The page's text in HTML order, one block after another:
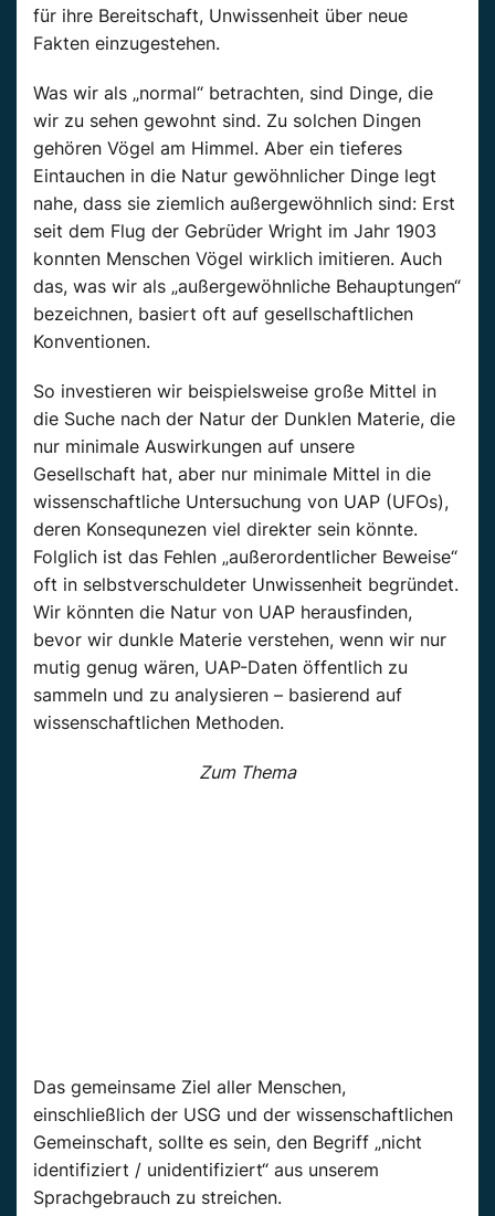
für ihre Bereitschaft, Unwissenheit über neue
Fakten einzugestehen.
Was wir als „normal“ betrachten, sind Dinge, die
wir zu sehen gewohnt sind. Zu solchen Dingen
gehören Vögel am Himmel. Aber ein tieferes
Eintauchen in die Natur gewöhnlicher Dinge legt
nahe, dass sie ziemlich außergewöhnlich sind: Erst
seit dem Flug der Gebrüder Wright im Jahr 1903
konnten Menschen Vögel wirklich imitieren. Auch
das, was wir als „außergewöhnliche Behauptungen“
bezeichnen, basiert oft auf gesellschaftlichen
Konventionen.
So investieren wir beispielsweise große Mittel in
die Suche nach der Natur der Dunklen Materie, die
nur minimale Auswirkungen auf unsere
Gesellschaft hat, aber nur minimale Mittel in die
wissenschaftliche Untersuchung von UAP (UFOs),
deren Konsequnezen viel direkter sein könnte.
Folglich ist das Fehlen „außerordentlicher Beweise“
oft in selbstverschuldeter Unwissenheit begründet.
Wir könnten die Natur von UAP herausfinden,
bevor wir dunkle Materie verstehen, wenn wir nur
mutig genug wären, UAP-Daten öffentlich zu
sammeln und zu analysieren – basierend auf
wissenschaftlichen Methoden.
Zum Thema
Das gemeinsame Ziel aller Menschen,
einschließlich der USG und der wissenschaftlichen
Gemeinschaft, sollte es sein, den Begriff „nicht
identifiziert / unidentifiziert“ aus unserem
Sprachgebrauch zu streichen.